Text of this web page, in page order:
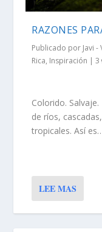
RAZONES
Publicado por Javi
Rica, Inspiración |3
Colorido.
de ríos,
tropicales. Así
LEE MAS